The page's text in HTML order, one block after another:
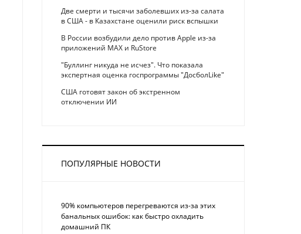
Две смерти и тысячи заболевших из-за салата
в США - в Казахстане оценили риск вспышки
В России возбудили дело против Apple из-за
приложений MAX и RuStore
"Буллинг никуда не исчез". Что показала
экспертная оценка госпрограммы "ДосболLike"
США готовят закон об экстренном
отключении ИИ
ПОПУЛЯРНЫЕ НОВОСТИ
90% компьютеров перегреваются из-за этих
банальных ошибок: как быстро охладить
домашний ПК